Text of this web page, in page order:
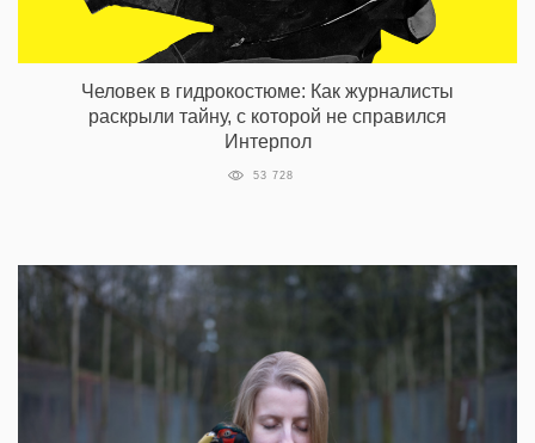
Человек в гидрокостюме: Как журналисты
раскрыли тайну, с которой не справился
Интерпол
53 728